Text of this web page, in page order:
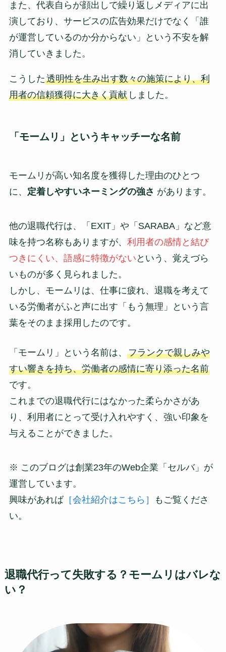
また、代表自らが顔出しで繰り返しメディアに出
演しており、サービスの広告効果だけでなく「誰
が運営しているのか分からない」という不安を解
消していきました。
こうした透明性を生み出す数々の施策により、利
用者の信頼獲得に大きく貢献しました。
「モームリ」というキャッチーな名前
モームリが高い知名度を獲得した理由のひとつ
に、 定着しやすいネーミングの強さ があります。
他の退職代行は、「EXIT」や「SARABA」など意
味を持つ名称もありますが、 利用者の感情と結び
つきにくい、語感に特徴がない という、覚えづら
いものが多く見られました。
しかし、モームリは、仕事に疲れ、退職を考えて
いる労働者がふと声に出す「もう無理」という言
葉をそのまま採用したのです。
「モームリ」という名前は、 フランクで親しみや
すい響きを持ち、労働者の感情に寄り添った名前
です。
これまでの退職代行にはなかった柔らかさがあ
り、利用者にとって受け入れやすく、強い印象を
与えることができました。
※ このブログは創業23年のWeb企業「セルバ」が
運営しています。
興味があれば［会社紹介はこちら］
もご覧くださ
い。
退職代行って失敗する？モームリはバレな
い？